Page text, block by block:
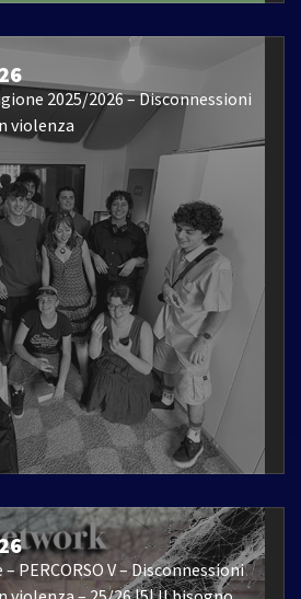
2025/2026 – Disconnessioni
violenza
PERCORSO V – Disconnessioni